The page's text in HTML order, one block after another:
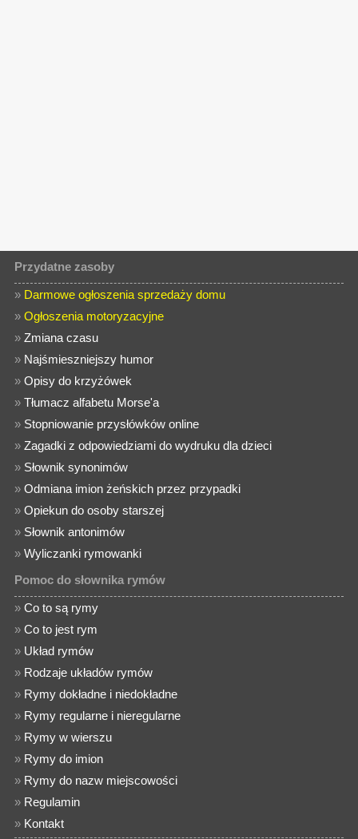
Przydatne zasoby
» Darmowe ogłoszenia sprzedaży domu
»Ogłoszenia motoryzacyjne
»Zmiana czasu
» Najśmieszniejszy humor
»Opisy do krzyżówek
»Tłumacz alfabetu Morse'a
» Stopniowanie przysłówków online
»Zagadki z odpowiedziami do wydruku dla dzieci
» Słownik synonimów
»Odmiana imion żeńskich przez przypadki
»Opiekun do osoby starszej
» Słownik antonimów
»Wyliczanki rymowanki
Pomoc do słownika rymów
»Co to są rymy
»Co to jest rym
» Układ rymów
» Rodzaje układów rymów
» Rymy dokładne i niedokładne
» Rymy regularne i nieregularne
» Rymy w wierszu
» Rymy do imion
» Rymy do nazw miejscowości
» Regulamin
» Kontakt